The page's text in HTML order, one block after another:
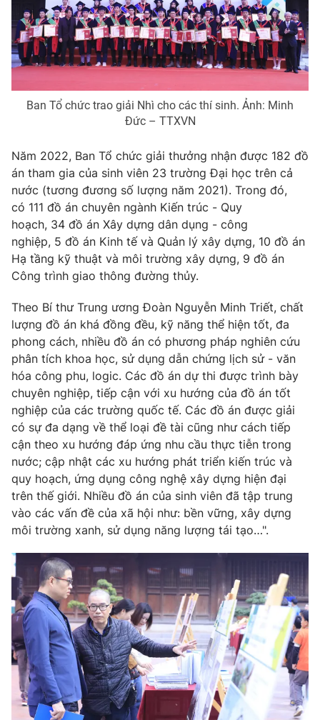
Tổng Biên tập:Vũ Thanh Thủy
Phó Tổng Biên tập:Nguyễn Thị Mỹ Hạnh, Phạm Quốc Thắng,
Nguyễn Trọng Ninh
Tổng đài VTV:024.38 355 931 - 024.38 355 932
024.66 897 897
Email:toasoan@vtv.vn
024-7300.7108
® Cấm sao chép dưới mọi hình thức nếu không có sự chấp
thuận bằng văn bản. Ghi rõ nguồn VTV.vn khi phát hành lại
thông tin từ website này.
Ban Tổ chức trao giải Nhì cho các thí sinh. Ảnh: Minh
Đức – TTXVN
Năm 2022, Ban Tổ chức giải thưởng nhận được 182 đồ
án tham gia của sinh viên 23 trường Đại học trên cả
nước (tương đương số lượng năm 2021). Trong đó,
có 111 đồ án chuyên ngành Kiến trúc - Quy
hoạch, 34 đồ án Xây dựng dân dụng - công
nghiệp, 5 đồ án Kinh tế và Quản lý xây dựng, 10 đồ án
Hạ tầng kỹ thuật và môi trường xây dựng, 9 đồ án
Công trình giao thông đường thủy.
Theo Bí thư Trung ương Đoàn Nguyễn Minh Triết, chất
lượng đồ án khá đồng đều, kỹ năng thể hiện tốt, đa
phong cách, nhiều đồ án có phương pháp nghiên cứu
phân tích khoa học, sử dụng dẫn chứng lịch sử - văn
hóa công phu, logic. Các đồ án dự thi được trình bày
chuyên nghiệp, tiếp cận với xu hướng của đồ án tốt
nghiệp của các trường quốc tế. Các đồ án được giải
có sự đa dạng về thể loại đề tài cũng như cách tiếp
cận theo xu hướng đáp ứng nhu cầu thực tiễn trong
nước; cập nhật các xu hướng phát triển kiến trúc và
quy hoạch, ứng dụng công nghệ xây dựng hiện đại
trên thế giới. Nhiều đồ án của sinh viên đã tập trung
vào các vấn đề của xã hội như: bền vững, xây dựng
môi trường xanh, sử dụng năng lượng tái tạo…".